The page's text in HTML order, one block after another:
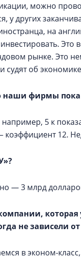
можно
у других
на
Это
рынке. Это
об
фирмы
5 к
12.
— 3 млрд
которая
не зависели от
в эконом-